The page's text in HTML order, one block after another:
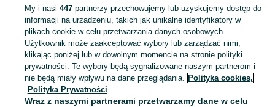
dom
Skorzystaj z największego serwisu ogłoszeniowego - Chobot i okolice! Kupuj to, czego pragniesz i sprzedawaj to, czego już nie potrzebujesz! Zobacz
Mapa kategorii
Mapa miejscowości
Mapa ministron
My i nasi 447partnerzy przechowujemy lub uzyskujemy dostęp do
informacji na urządzeniu, takich jak unikalne identyfikatory w
plikach cookie w celu przetwarzania danych osobowych.
Użytkownik może zaakceptować wybory lub zarządzać nimi,
klikając poniżej lub w dowolnym momencie na stronie polityki
prywatności. Te wybory będą sygnalizowane naszym partnerom i
nie będą miały wpływu na dane przeglądania. Polityka cookies,
Polityka Prywatności
Wraz z naszymi partnerami przetwarzamy dane w celu